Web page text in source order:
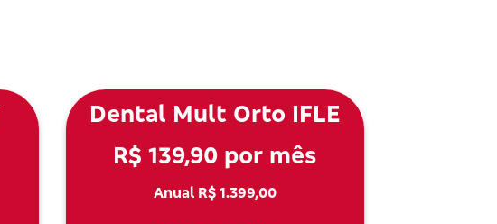
Dental Mult Orto IFLE
R$ 139,90 por mês
Anual R$ 1.399,00